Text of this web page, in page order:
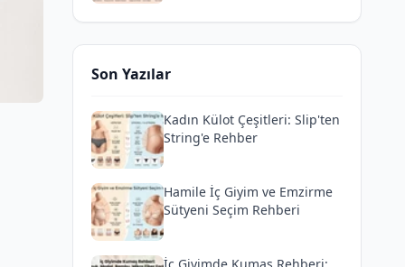
Son Yazılar
Kadın Külot Çeşitleri: Slip'ten
String'e Rehber
Hamile İç Giyim ve Emzirme
Sütyeni Seçim Rehberi